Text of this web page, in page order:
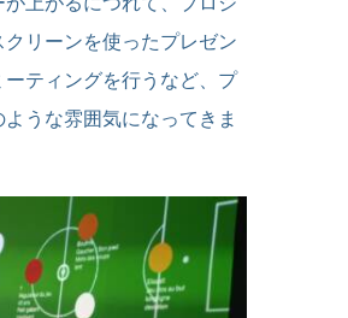
クリーンを使ったプレゼン
ーティングを行うなど、プ
ような雰囲気になってきま